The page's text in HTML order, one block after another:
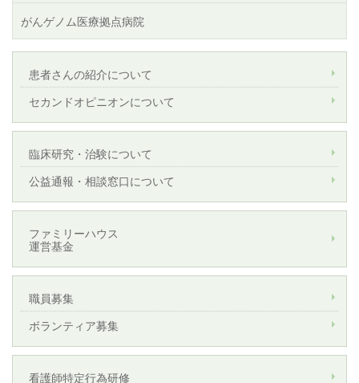
がんゲノム医療拠点病院
患者さんの紹介について
セカンドオピニオンについて
臨床研究・治験について
公益通報・相談窓口について
ファミリーハウス
運営基金
職員募集
ボランティア募集
看護師特定行為研修